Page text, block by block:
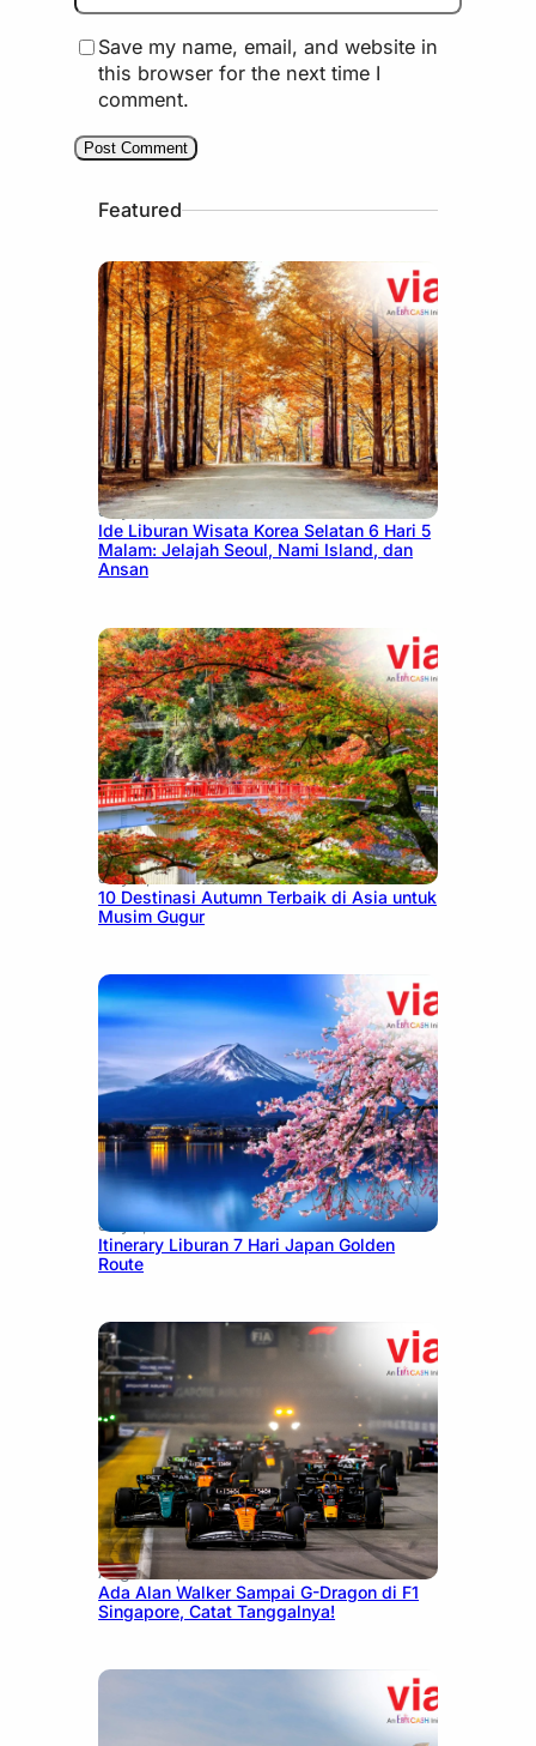
Save my name, email, and website in
this browser for the next time I
comment.
Featured
July 15, 2026
Ide Liburan Wisata Korea Selatan 6 Hari 5
Malam: Jelajah Seoul, Nami Island, dan
Ansan
July 9, 2026
10 Destinasi Autumn Terbaik di Asia untuk
Musim Gugur
July 7, 2026
Itinerary Liburan 7 Hari Japan Golden
Route
August 13, 2025
Ada Alan Walker Sampai G-Dragon di F1
Singapore, Catat Tanggalnya!